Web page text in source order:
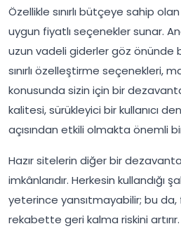
Özellikle sınırlı bütçeye sahip
uygun fiyatlı seçenekler sunar.
uzun vadeli giderler göz önünde
sınırlı özelleştirme seçenekleri,
konusunda sizin için bir
kalitesi, sürükleyici bir kullanıcı
açısından etkili olmakta önemli
Hazır sitelerin diğer bir
imkânlarıdır. Herkesin kullandığı
yeterince yansıtmayabilir; bu da,
rekabette geri kalma riskini